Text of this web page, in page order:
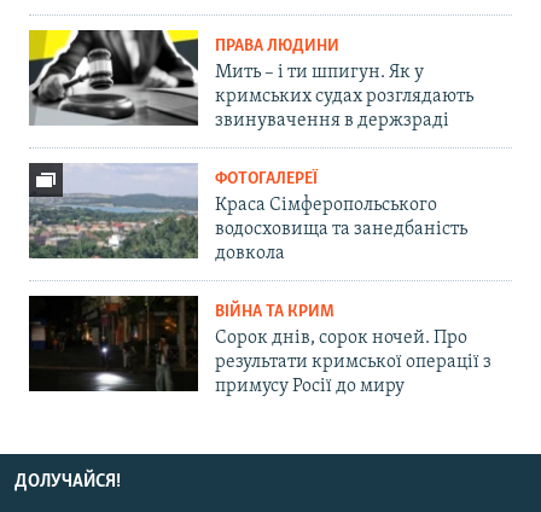
ПРАВА ЛЮДИНИ
Мить – і ти шпигун. Як у
кримських судах розглядають
звинувачення в держзраді
ФОТОГАЛЕРЕЇ
Краса Сімферопольського
водосховища та занедбаність
довкола
ВІЙНА ТА КРИМ
Сорок днів, сорок ночей. Про
результати кримської операції з
примусу Росії до миру
ДОЛУЧАЙСЯ!